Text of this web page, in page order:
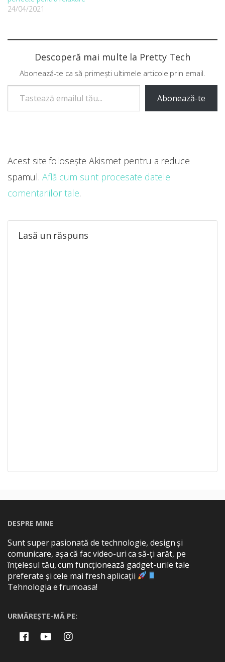
24/04/2021
Descoperă mai multe la Pretty Tech
Abonează-te ca să primești ultimele articole prin email.
Tastează emailul tău...
Abonează-te
Lasă un răspuns
Acest site folosește Akismet pentru a reduce
spamul. Află cum sunt procesate datele
comentariilor tale.
DESPRE MINE
Sunt super pasionată de technologie, design și
comunicare, așa că fac video-uri ca să-ți arăt, pe
înțelesul tău, cum funcționează gadget-urile tale
preferate și cele mai fresh aplicații
Tehnologia e frumoasa!
URMĂREȘTE-MĂ PE: